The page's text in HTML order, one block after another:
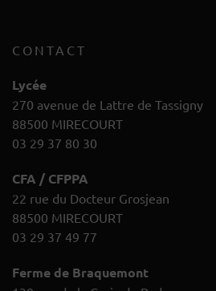
CONTACT
Lycée
270 avenue de Lattre de Tassigny
88500 MIRECOURT
03 29 37 80 30
CFA / CFPPA
22 rue du Docteur Grosjean
88500 MIRECOURT
03 29 37 49 77
Ferme de Braquemont